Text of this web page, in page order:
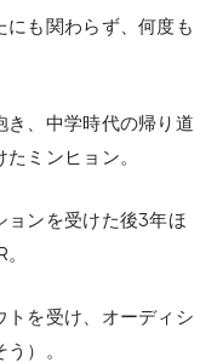
も関わらず、何度も
、中学時代の帰り道
ミンヒョン。
ョンを受けた後3年ほ
を受け、オーディシ
）。